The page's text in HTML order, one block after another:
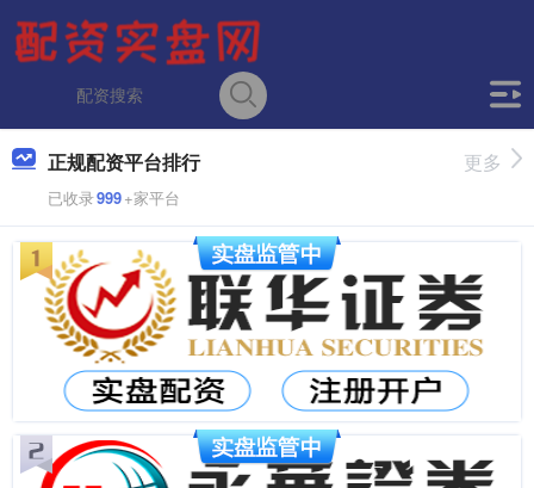
正规配资平台排行
已收录999+家平台
更多